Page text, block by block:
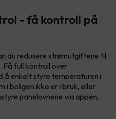
- få kontroll på
du redusere strømutgiftene til
Få full kontroll over
å enkelt styre temperaturen i
i boligen ikke er i bruk, eller
panelovnene via appen,